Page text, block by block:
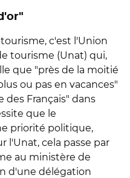
c'est l'Union
tourisme (Unat) qui,
que "près de la moitié
ou pas en vacances"
Français" dans
que le
priorité politique,
l'Unat, cela passe par
au ministère de
d'une délégation